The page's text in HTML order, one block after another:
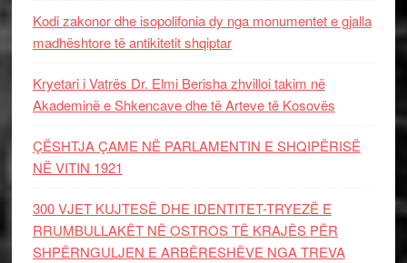
Kodi zakonor dhe isopolifonia dy nga monumentet e gjalla
madhështore të antikitetit shqiptar
Kryetari i Vatrës Dr. Elmi Berisha zhvilloi takim në
Akademinë e Shkencave dhe të Arteve të Kosovës
ÇËSHTJA ÇAME NË PARLAMENTIN E SHQIPËRISË
NË VITIN 1921
300 VJET KUJTESË DHE IDENTITET-TRYEZË E
RRUMBULLAKËT NË OSTROS TË KRAJËS PËR
SHPËRNGULJEN E ARBËRESHËVE NGA TREVA